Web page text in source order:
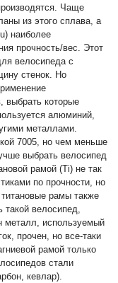
Чаще
из этого сплава, а
наиболее
прочность/вес. Этот
велосипеда с
стенок. Но
выбрать которые
алюминий,
металлами.
7005, но чем меньше
выбрать велосипед
рамой (Ti) не так
по прочности, но
рамы также
велосипед,
металл, используемый
прочен, но все-таки
рамой только
стали
кевлар).